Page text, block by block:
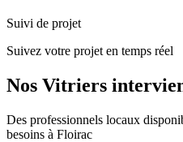
Suivi de projet
Suivez votre projet en temps réel
Nos Vitriers
Des professionnels locaux
besoins à Floirac